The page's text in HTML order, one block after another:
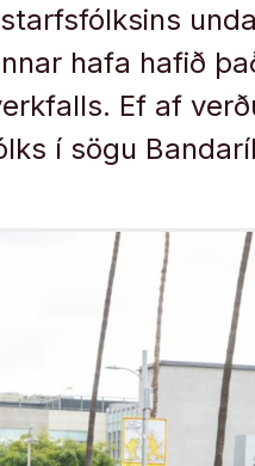
hafa hafið
Ef af
í sögu